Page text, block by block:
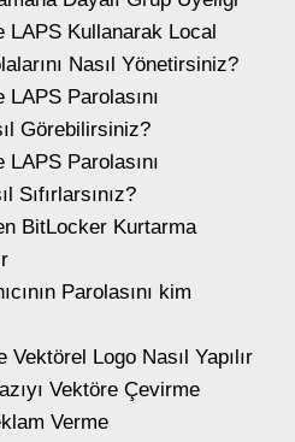
LAPS Kullanarak Local
Nasıl Yönetirsiniz?
Parolasını
Görebilirsiniz?
Parolasını
Sıfırlarsınız?
BitLocker Kurtarma
Parolasını kim
Logo Nasıl Yapılır
Vektöre Çevirme
Verme